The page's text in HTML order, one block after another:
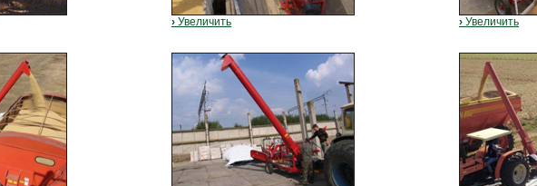
› Увеличить › Увеличить